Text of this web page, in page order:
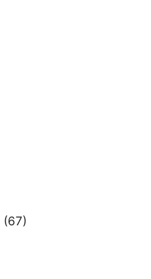
(67)